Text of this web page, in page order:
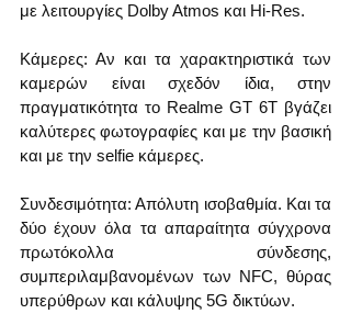
με λειτουργίες Dolby Atmos και Hi-Res.
Κάμερες: Αν και τα χαρακτηριστικά των
καμερών είναι σχεδόν ίδια, στην
πραγματικότητα το Realme GT 6T βγάζει
καλύτερες φωτογραφίες και με την βασική
και με την selfie κάμερες.
Συνδεσιμότητα: Απόλυτη ισοβαθμία. Και τα
δύο έχουν όλα τα απαραίτητα σύγχρονα
πρωτόκολλα σύνδεσης,
συμπεριλαμβανομένων των NFC, θύρας
υπερύθρων και κάλυψης 5G δικτύων.